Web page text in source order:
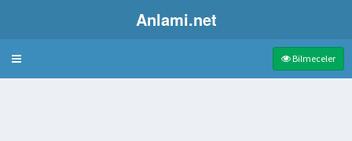
Anlami.net
Bulmaca Bilmeceler